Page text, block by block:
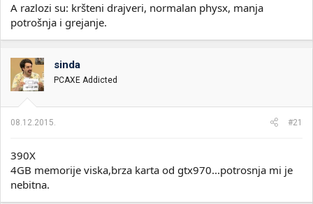
A razlozi su: kršteni drajveri, normalan physx, manja
potrošnja i grejanje.
sinda
PCAXE Addicted
08.12.2015. #21
390X
4GB memorije viska,brza karta od gtx970...potrosnja mi je
nebitna.